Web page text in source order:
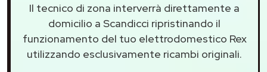
Il tecnico di zona interverrà direttamente a
domicilio a Scandicci ripristinando il
funzionamento del tuo elettrodomestico Rex
utilizzando esclusivamente ricambi originali.